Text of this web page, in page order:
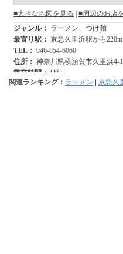
関連ランキング： ラーメン | 京急久